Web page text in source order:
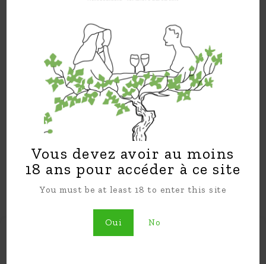
Gérer le consentement
Vous devez avoir au moins
18 ans pour accéder à ce site
You must be at least 18 to enter this site
Oui No
Domaine les Carmels – Martindoit 33550
Langoiran France
info[a]lescarmels.com – Sophie +33 6 32 24 35
79 – Yorick +33 6 32 54 93 78
Mentions Légales